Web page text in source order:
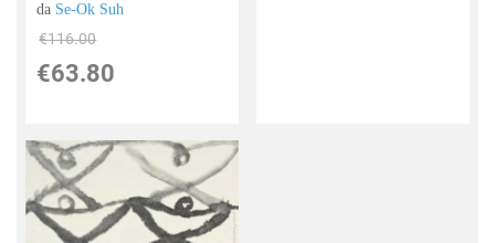
da Se-Ok Suh
€116.00
€63.80